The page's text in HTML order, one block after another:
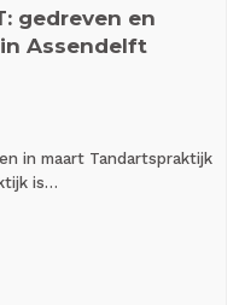
gedreven en
Assendelft
in maart Tandartspraktijk
is…